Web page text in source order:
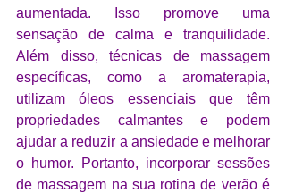
aumentada. Isso promove uma
sensação de calma e tranquilidade.
Além disso, técnicas de massagem
específicas, como a aromaterapia,
utilizam óleos essenciais que têm
propriedades calmantes e podem
ajudar a reduzir a ansiedade e melhorar
o humor. Portanto, incorporar sessões
de massagem na sua rotina de verão é